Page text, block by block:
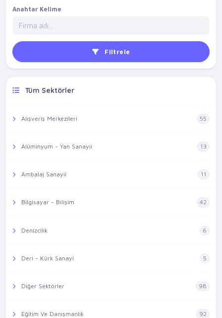
Anahtar Kelime
Filtrele
Tüm Sektörler
Alışveriş Merkezileri 55
Alüminyum - Yan Sanayii 13
Ambalaj Sanayii 11
Bilgisayar - Bilişim 42
Denizcilik 6
Deri - Kürk Sanayi 5
Diğer Sektörler 98
Eğitim Ve Danışmanlık 92